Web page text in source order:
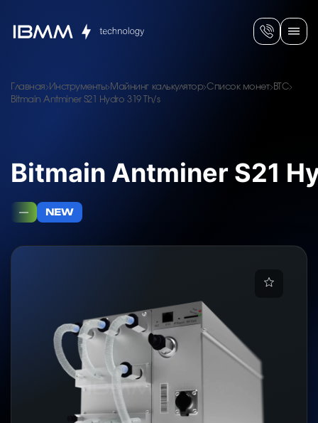
Главная Инструменты Майнинг калькулятор Список монет BTC
Bitmain Antminer S21 Hydro 319 Th/s
Bitmain Antminer S21
— NEW